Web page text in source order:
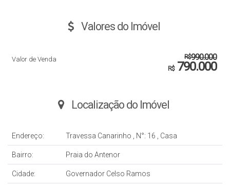
Valores do Imóvel
R$990.000
R$790.000
Valor de Venda
Localização do Imóvel
Endereço: Travessa Canarinho , N°: 16 , Casa
Bairro: Praia do Antenor
Cidade: Governador Celso Ramos